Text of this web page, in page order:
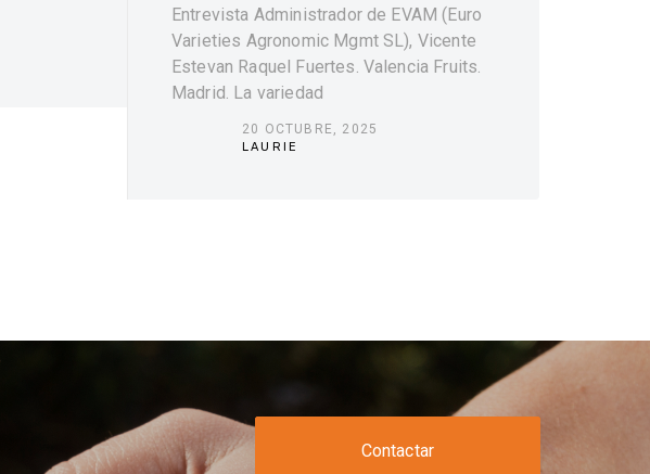
Entrevista Administrador de EVAM (Euro
Varieties Agronomic Mgmt SL), Vicente
Estevan Raquel Fuertes. Valencia Fruits.
Madrid. La variedad
20 OCTUBRE, 2025
LAURIE
Contactar